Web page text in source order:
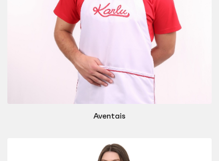
Aventais